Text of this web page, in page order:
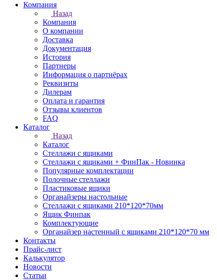
Компания
Назад
Компания
О компании
Доставка
Документация
История
Партнеры
Информация о партнёрах
Реквизиты
Дилерам
Оплата и гарантия
Отзывы клиентов
FAQ
Каталог
Назад
Каталог
Стеллажи с ящиками
Стеллажи с ящиками + ФинПак - Новинка
Популярные комплектации
Полочные стеллажи
Пластиковые ящики
Органайзеры настольные
Стеллажи с ящиками 210*120*70мм
Ящик Финпак
Комплектующие
Органайзер настенный с ящиками 210*120*70 мм
Контакты
Прайс-лист
Калькулятор
Новости
Статьи